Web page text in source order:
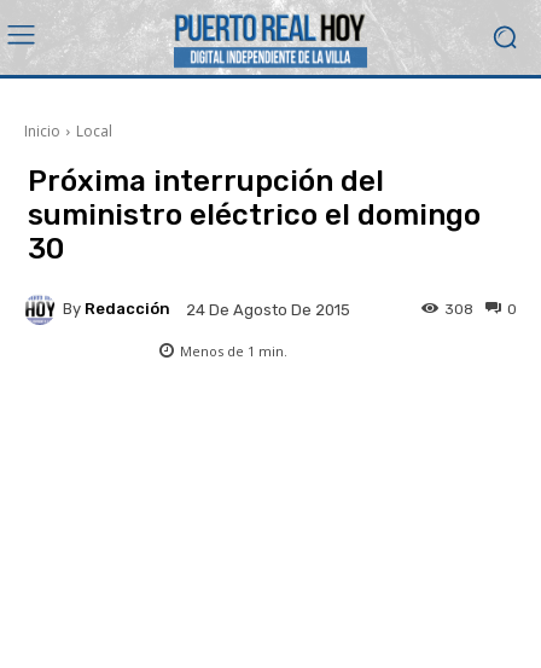
Inicio Local
Próxima interrupción del
suministro eléctrico el domingo
30
By Redacción 24 De Agosto De 2015 0
308
Menos de 1 min.